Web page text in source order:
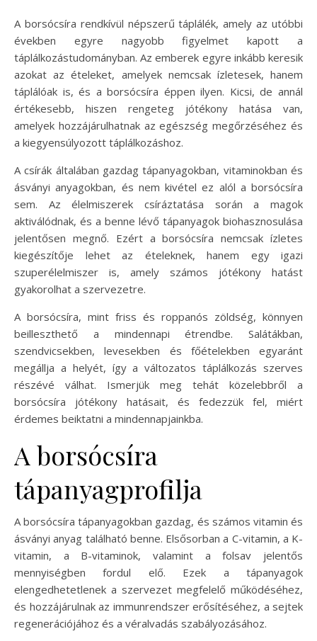
A borsócsíra rendkívül népszerű táplálék, amely az utóbbi
években egyre nagyobb figyelmet kapott a
táplálkozástudományban. Az emberek egyre inkább keresik
azokat az ételeket, amelyek nemcsak ízletesek, hanem
táplálóak is, és a borsócsíra éppen ilyen. Kicsi, de annál
értékesebb, hiszen rengeteg jótékony hatása van,
amelyek hozzájárulhatnak az egészség megőrzéséhez és
a kiegyensúlyozott táplálkozáshoz.
A csírák általában gazdag tápanyagokban, vitaminokban és
ásványi anyagokban, és nem kivétel ez alól a borsócsíra
sem. Az élelmiszerek csíráztatása során a magok
aktiválódnak, és a benne lévő tápanyagok biohasznosulása
jelentősen megnő. Ezért a borsócsíra nemcsak ízletes
kiegészítője lehet az ételeknek, hanem egy igazi
szuperélelmiszer is, amely számos jótékony hatást
gyakorolhat a szervezetre.
A borsócsíra, mint friss és roppanós zöldség, könnyen
beilleszthető a mindennapi étrendbe. Salátákban,
szendvicsekben, levesekben és főételekben egyaránt
megállja a helyét, így a változatos táplálkozás szerves
részévé válhat. Ismerjük meg tehát közelebbről a
borsócsíra jótékony hatásait, és fedezzük fel, miért
érdemes beiktatni a mindennapjainkba.
A borsócsíra
tápanyagprofilja
A borsócsíra tápanyagokban gazdag, és számos vitamin és
ásványi anyag található benne. Elsősorban a C-vitamin, a K-
vitamin, a B-vitaminok, valamint a folsav jelentős
mennyiségben fordul elő. Ezek a tápanyagok
elengedhetetlenek a szervezet megfelelő működéséhez,
és hozzájárulnak az immunrendszer erősítéséhez, a sejtek
regenerációjához és a véralvadás szabályozásához.